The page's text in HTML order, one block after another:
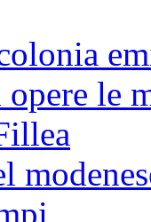
opere le